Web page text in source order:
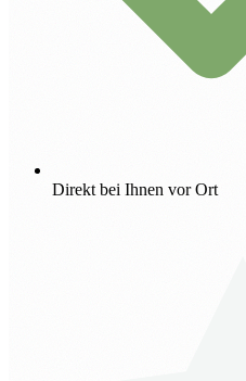
Direkt bei Ihnen vor Ort